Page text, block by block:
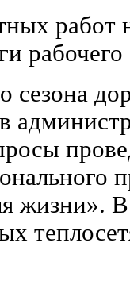
работ
сезона
жизни».